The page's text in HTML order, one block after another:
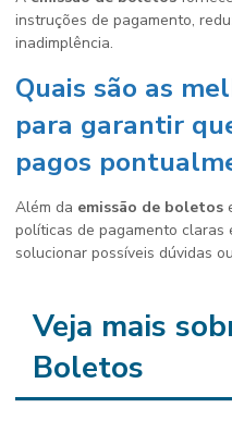
instruções de pagamento,
inadimplência.
Quais são as
para garantir
pagos
Além da emissão de boletos
políticas de pagamento
solucionar possíveis dúvidas
Veja mais
Boletos